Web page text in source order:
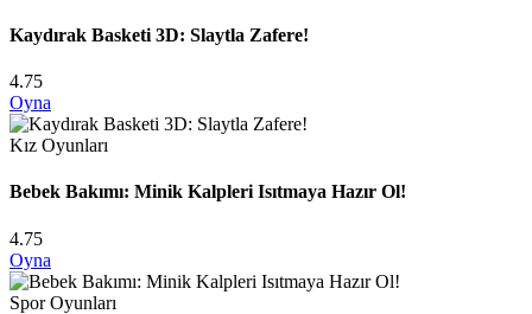
Kaydırak Basketi 3D: Slaytla Zafere!
4.75
Oyna
Kız Oyunları
Bebek Bakımı: Minik Kalpleri Isıtmaya Hazır Ol!
4.75
Oyna
Spor Oyunları